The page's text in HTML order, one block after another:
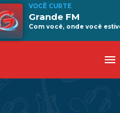
VOCÊ CURTE
Grande FM
Com você, onde você
menu